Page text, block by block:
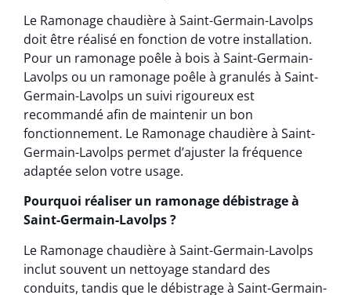
Le Ramonage chaudière à Saint-Germain-Lavolps
doit être réalisé en fonction de votre installation.
Pour un ramonage poêle à bois à Saint-Germain-
Lavolps ou un ramonage poêle à granulés à Saint-
Germain-Lavolps un suivi rigoureux est
recommandé afin de maintenir un bon
fonctionnement. Le Ramonage chaudière à Saint-
Germain-Lavolps permet d’ajuster la fréquence
adaptée selon votre usage.
Pourquoi réaliser un ramonage débistrage à
Saint-Germain-Lavolps ?
Le Ramonage chaudière à Saint-Germain-Lavolps
inclut souvent un nettoyage standard des
conduits, tandis que le débistrage à Saint-Germain-